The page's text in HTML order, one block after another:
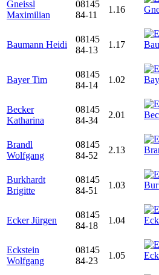
Gneissl
Maximilian
08145
84-11
1.16
Baumann Heidi
08145
84-13
1.17
Bayer Tim
08145
84-14
1.02
Becker
Katharina
08145
84-34
2.01
Brandl
Wolfgang
08145
84-52
2.13
Burkhardt
Brigitte
08145
84-51
1.03
Ecker Jürgen
08145
84-18
1.04
Eckstein
Wolfgang
08145
84-23
1.05